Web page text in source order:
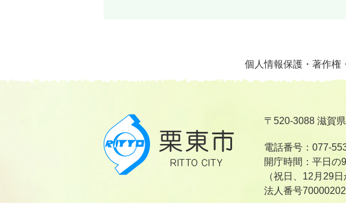
個人情報保護・著作権
〒520-3088 滋賀
電話番号：077-
開庁時間：平日の
（祝日、12月29
法人番号